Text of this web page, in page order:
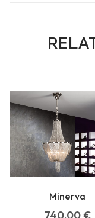
Minerva